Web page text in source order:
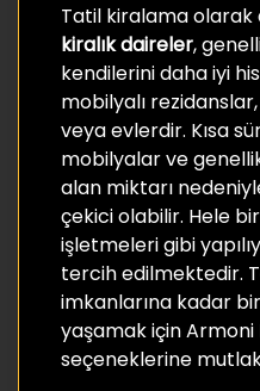
Tatil kiralama olarak
kiralık daireler,
kendilerini daha iyi
mobilyalı
veya evlerdir. Kısa
mobilyalar ve
alan miktarı
çekici olabilir. Hele
işletmeleri gibi
tercih edilmektedir.
imkanlarına kadar
yaşamak için Armoni
seçeneklerine